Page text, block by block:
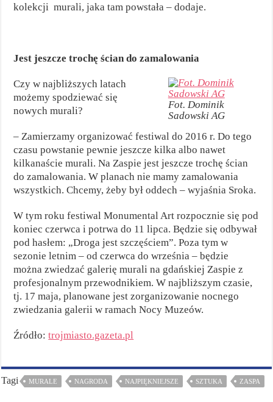
kolekcji murali, jaka tam powstała – dodaje.
Jest jeszcze trochę ścian do zamalowania
Fot. Dominik
Sadowski AG
Czy w najbliższych latach
możemy spodziewać się
nowych murali?
– Zamierzamy organizować festiwal do 2016 r. Do tego
czasu powstanie pewnie jeszcze kilka albo nawet
kilkanaście murali. Na Zaspie jest jeszcze trochę ścian
do zamalowania. W planach nie mamy zamalowania
wszystkich. Chcemy, żeby był oddech – wyjaśnia Sroka.
W tym roku festiwal Monumental Art rozpocznie się pod
koniec czerwca i potrwa do 11 lipca. Będzie się odbywał
pod hasłem: „Droga jest szczęściem”. Poza tym w
sezonie letnim – od czerwca do września – będzie
można zwiedzać galerię murali na gdańskiej Zaspie z
profesjonalnym przewodnikiem. W najbliższym czasie,
tj. 17 maja, planowane jest zorganizowanie nocnego
zwiedzania galerii w ramach Nocy Muzeów.
Źródło:trojmiasto.gazeta.pl
Tagi MURALE NAGRODA NAJPIĘKNIEJSZE SZTUKA ZASPA